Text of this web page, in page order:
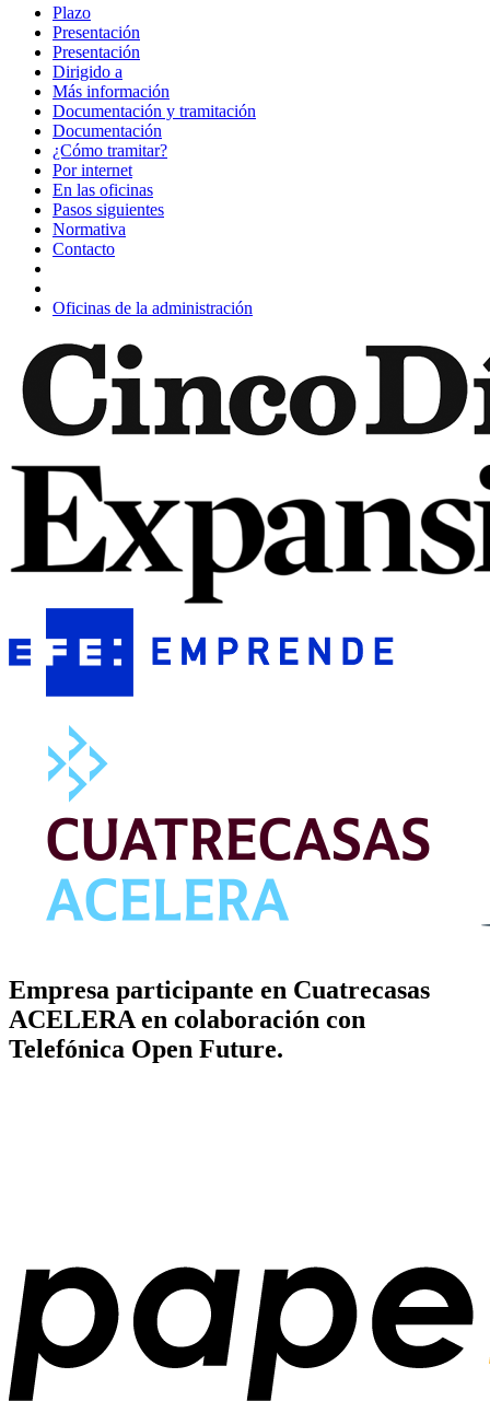
Plazo
Presentación
Presentación
Dirigido a
Más información
Documentación y tramitación
Documentación
¿Cómo tramitar?
Por internet
En las oficinas
Pasos siguientes
Normativa
Contacto
Oficinas de la administración
Empresa participante en Cuatrecasas
ACELERA en colaboración con
Telefónica Open Future.